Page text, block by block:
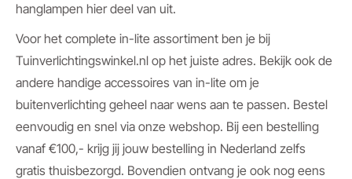
hanglampen hier deel van uit.
Voor het complete in-lite assortiment ben je bij
Tuinverlichtingswinkel.nl op het juiste adres. Bekijk ook de
andere handige accessoires van in-lite om je
buitenverlichting geheel naar wens aan te passen. Bestel
eenvoudig en snel via onze webshop. Bij een bestelling
vanaf €100,- krijg jij jouw bestelling in Nederland zelfs
gratis thuisbezorgd. Bovendien ontvang je ook nog eens